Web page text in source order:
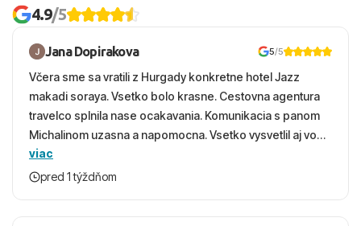
4.9/5
Jana Dopirakova 5/5
Včera sme sa vratili z Hurgady konkretne hotel Jazz
makadi soraya. Vsetko bolo krasne. Cestovna agentura
travelco splnila nase ocakavania. Komunikacia s panom
Michalinom uzasna a napomocna. Vsetko vysvetlil aj vo
vecernych hodinach zaco sa ospravedlnujem. Hotel
krasny, cisty. Sluzby top. Strava, prostredie, more,
viac
pred 1 týždňom